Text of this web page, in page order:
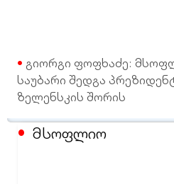
გიორგი ფოფხაძე:
საუბარი შედგა
ზელენსკის შორის
მსოფლიო